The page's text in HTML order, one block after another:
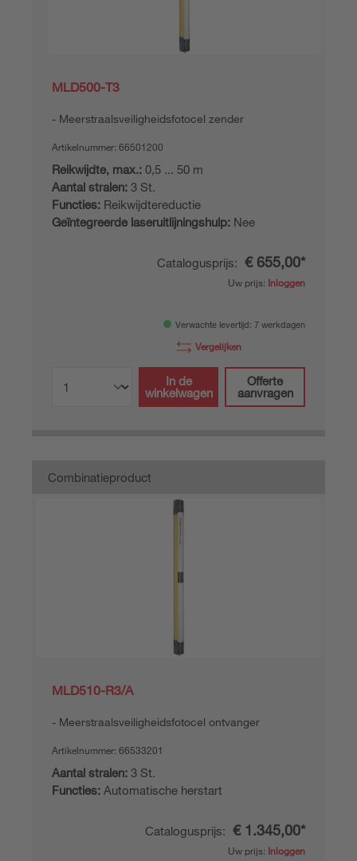
MLD500-T3
Meerstraalsveiligheidsfotocel zender
Artikelnummer: 66501200
Reikwijdte, max.: 0,5 ... 50 m
Aantal stralen: 3 St.
Functies: Reikwijdtereductie
Geïntegreerde laseruitlijningshulp: Nee
Catalogusprijs: € 655,00*
Uw prijs: Inloggen
Verwachte levertijd: 7 werkdagen
Vergelijken
In de
winkelwagen
Offerte
aanvragen
Combinatieproduct
MLD510-R3/A
Meerstraalsveiligheidsfotocel ontvanger
Artikelnummer: 66533201
Aantal stralen: 3 St.
Functies: Automatische herstart
Catalogusprijs: € 1.345,00*
Uw prijs: Inloggen